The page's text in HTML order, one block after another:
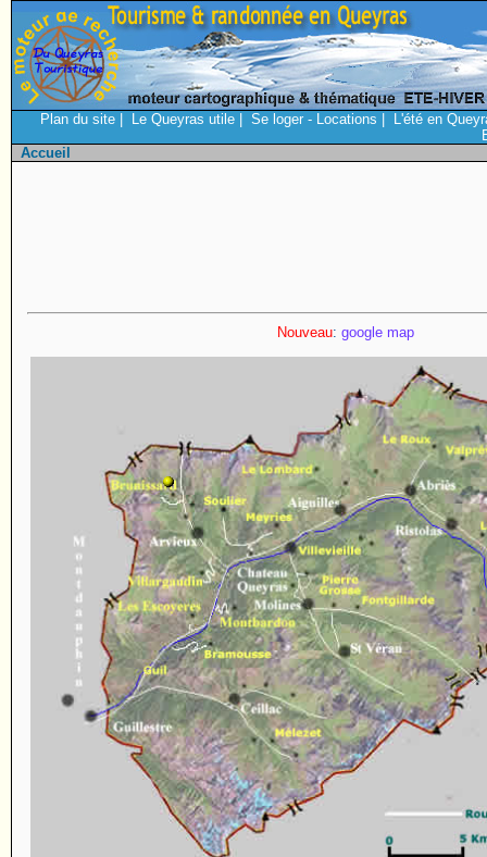
Plan du site Le Queyras utile Se loger - Locations
L'été en
Accueil
Nouveau: google map